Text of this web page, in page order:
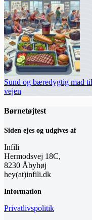
Sund og bæredygtig mad
vejen
Børnetøjtest
Siden ejes og udgives af
Infili
Hermodsvej 18C,
8230 Åbyhøj
hey(at)infili.dk
Information
Privatlivspolitik